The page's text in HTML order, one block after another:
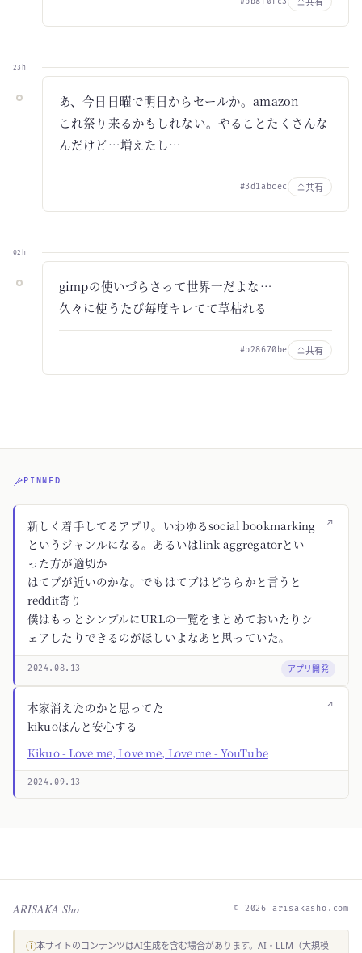
23h
あ、今日日曜で明日からセールか。amazon
これ祭り来るかもしれない。やることたくさんな
んだけど…増えたし…
#3d1abcec 共有
02h
gimpの使いづらさって世界一だよな…
久々に使うたび毎度キレてて草枯れる
#b28670be 共有
PINNED
↗
新しく着手してるアプリ。いわゆるsocial bookmarking
というジャンルになる。あるいはlink aggregatorとい
った方が適切か
はてブが近いのかな。でもはてブはどちらかと言うと
reddit寄り
僕はもっとシンプルにURLの一覧をまとめておいたりシ
ェアしたりできるのがほしいよなあと思っていた。
2024.08.13 アプリ開発
↗
本家消えたのかと思ってた
kikuoほんと安心する
Kikuo - Love me, Love me, Love me - YouTube
2024.09.13
ARISAKA Sho © 2026 arisakasho.com
ⓘ本サイトのコンテンツはAI生成を含む場合があります。AI・LLM（大規模